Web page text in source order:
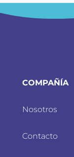
COMPAÑÍA
Nosotros
Contacto